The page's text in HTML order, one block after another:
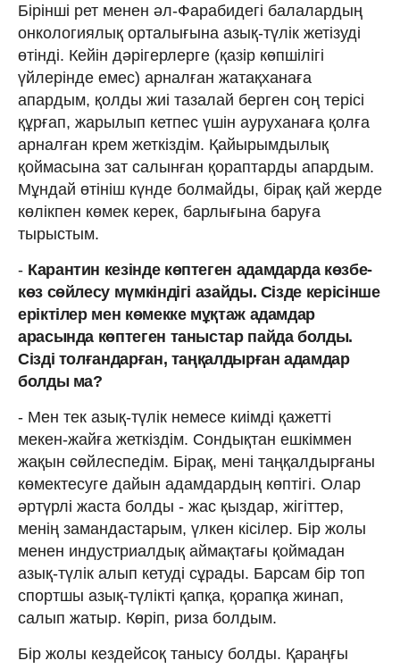
Бірінші рет менен әл-Фарабидегі балалардың
онкологиялық орталығына азық-түлік жетізуді
өтінді. Кейін дәрігерлерге (қазір көпшілігі
үйлерінде емес) арналған жатақханаға
апардым, қолды жиі тазалай берген соң терісі
құрғап, жарылып кетпес үшін ауруханаға қолға
арналған крем жеткіздім. Қайырымдылық
қоймасына зат салынған қораптарды апардым.
Мұндай өтініш күнде болмайды, бірақ қай жерде
көлікпен көмек керек, барлығына баруға
тырыстым.
- Карантин кезінде көптеген адамдарда көзбе-
көз сөйлесу мүмкіндігі азайды. Сізде керісінше
еріктілер мен көмекке мұқтаж адамдар
арасында көптеген таныстар пайда болды.
Сізді толғандарған, таңқалдырған адамдар
болды ма?
- Мен тек азық-түлік немесе киімді қажетті
мекен-жайға жеткіздім. Сондықтан ешкіммен
жақын сөйлеспедім. Бірақ, мені таңқалдырғаны
көмектесуге дайын адамдардың көптігі. Олар
әртүрлі жаста болды - жас қыздар, жігіттер,
менің замандастарым, үлкен кісілер. Бір жолы
менен индустриалдық аймақтағы қоймадан
азық-түлік алып кетуді сұрады. Барсам бір топ
спортшы азық-түлікті қапқа, қорапқа жинап,
салып жатыр. Көріп, риза болдым.
Бір жолы кездейсоқ танысу болды. Қараңғы